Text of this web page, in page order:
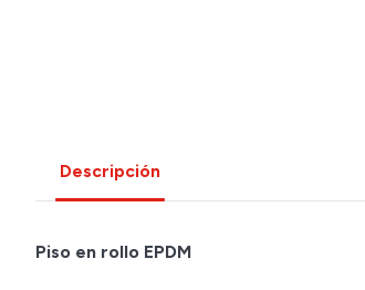
Descripción
Piso en rollo EPDM